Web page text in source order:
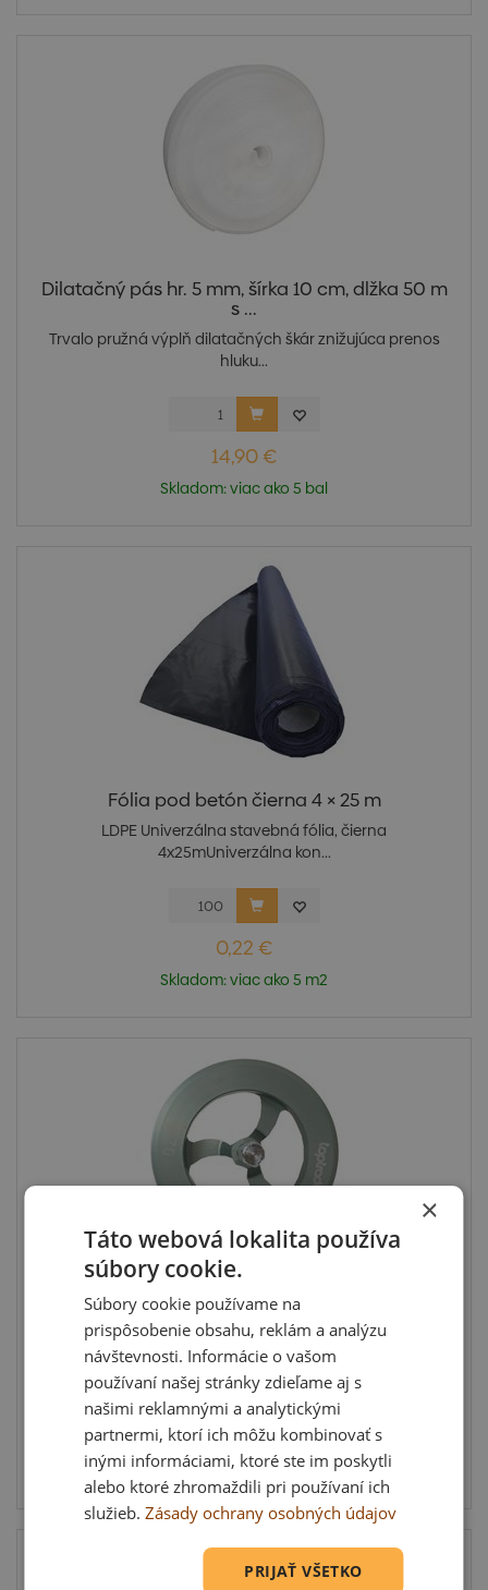
Dilatačný pás hr. 5 mm, šírka 10 cm, dlžka 50 m
s ...
Trvalo pružná výplň dilatačných škár znižujúca prenos
hluku...
14,90 €
Skladom: viac ako 5 bal
Fólia pod betón čierna 4 × 25 m
LDPE Univerzálna stavebná fólia, čierna
4x25mUniverzálna kon...
0,22 €
Skladom: viac ako 5 m2
Frézka ALU do vaty, EPS 70 mm
Frézka ALU do vaty, EPS 70mm Fréza na vykružovanie
fasádnyc...
12,33 €
Skladom: viac ako 5 ks
×
Táto webová lokalita používa
súbory cookie.
Súbory cookie používame na
prispôsobenie obsahu, reklám a analýzu
návštevnosti. Informácie o vašom
používaní našej stránky zdieľame aj s
našimi reklamnými a analytickými
partnermi, ktorí ich môžu kombinovať s
inými informáciami, ktoré ste im poskytli
alebo ktoré zhromaždili pri používaní ich
služieb.Zásady ochrany osobných údajov
PRIJAŤ VŠETKO